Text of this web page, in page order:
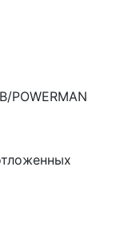
POWERMAN